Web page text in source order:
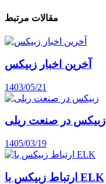
مقالات مرتبط
آخرین اخبار زبیکس
1403/05/21
زبیکس در صنعت ریلی
1405/03/19
ارتباط زبیکس با ELK